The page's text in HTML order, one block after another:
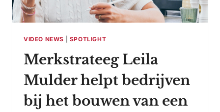
VIDEO NEWS SPOTLIGHT
Merkstrateeg Leila
Mulder helpt bedrijven
bij het bouwen van een